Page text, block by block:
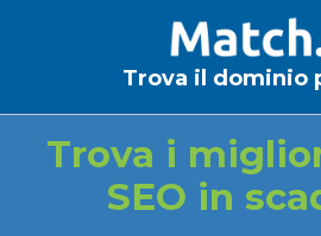
Trova il dominio
Trova i
SEO in